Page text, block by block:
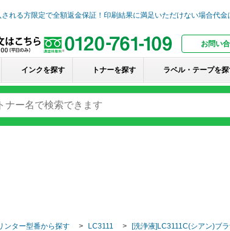
お問い
インクを探す トナーを探す ラベル・テープを
ター型番から探す LC3111 [洗浄液]LC3111C(シアン)ブ